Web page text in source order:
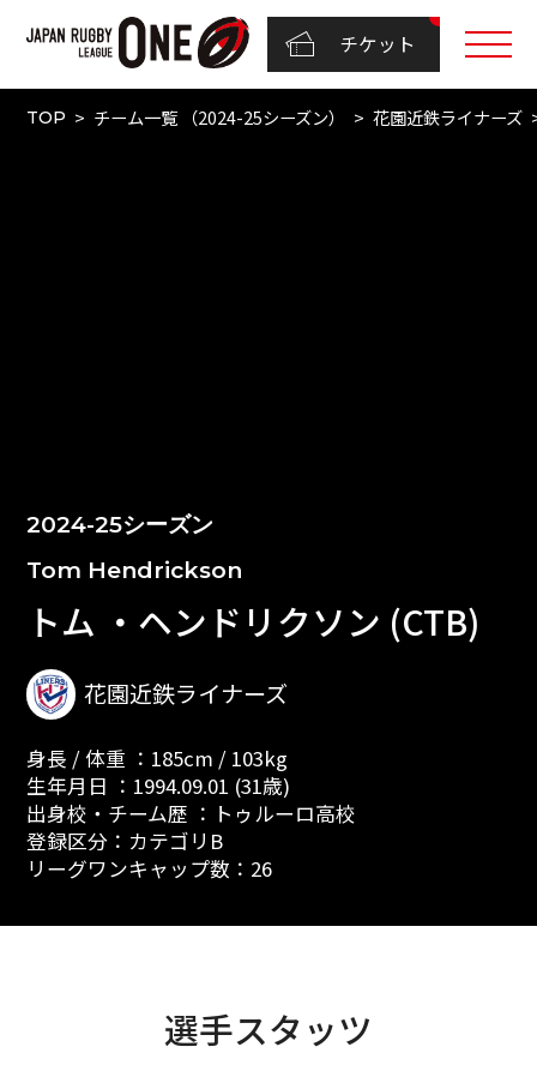
チケット
TOP チーム一覧 （2024-25シーズン） 花園近鉄ライナーズ
2024-25シーズン
Tom Hendrickson
トム ・ヘンドリクソン (CTB)
花園近鉄ライナーズ
身長 / 体重 ：185cm / 103kg
生年月日 ：1994.09.01 (31歳)
出身校・チーム歴 ：トゥルーロ高校
登録区分：カテゴリB
リーグワンキャップ数：26
選手スタッツ